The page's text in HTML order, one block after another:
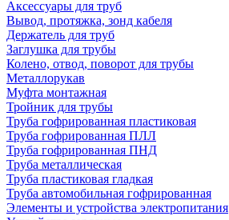
Аксессуары для труб
Вывод, протяжка, зонд кабеля
Держатель для труб
Заглушка для трубы
Колено, отвод, поворот для трубы
Металлорукав
Муфта монтажная
Тройник для трубы
Труба гофрированная пластиковая
Труба гофрированная ПЛЛ
Труба гофрированная ПНД
Труба металлическая
Труба пластиковая гладкая
Труба автомобильная гофрированная
Элементы и устройства электропитания